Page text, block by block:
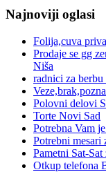
Najnoviji oglasi
Folija,cuva
Prodaje se gg
Niša
radnici za
Polovni delovi
Torte Novi Sad
Potrebna Vam
Potrebni
Pametni Sat-
Otkup telefona